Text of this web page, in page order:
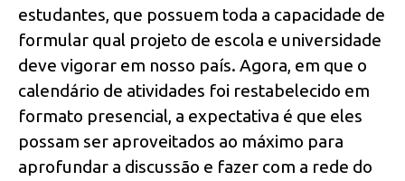
estudantes, que possuem toda a capacidade de
formular qual projeto de escola e universidade
deve vigorar em nosso país. Agora, em que o
calendário de atividades foi restabelecido em
formato presencial, a expectativa é que eles
possam ser aproveitados ao máximo para
aprofundar a discussão e fazer com a rede do